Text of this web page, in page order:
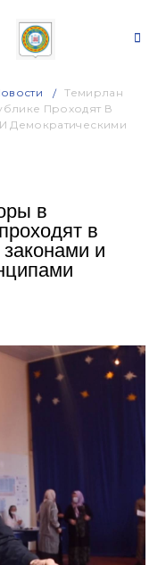
Темирлан
Проходят В
Демократическими
в
в
законами и